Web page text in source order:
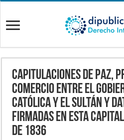
Capitulaciones de paz,
comercio entre el
católica y el Sultán y
firmadas en esta
de 1836